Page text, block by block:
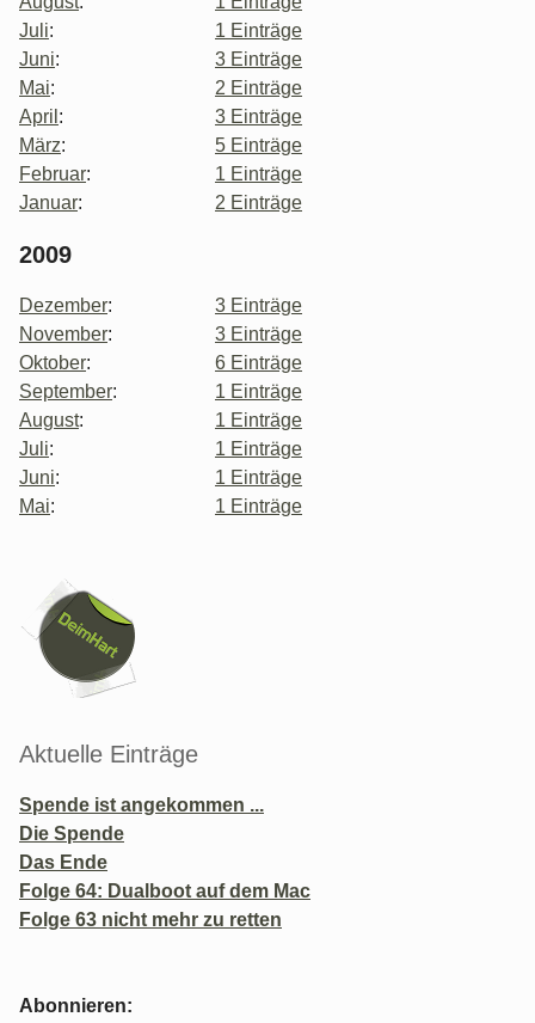
Juli:
1 Einträge
Juni:
3 Einträge
Mai:
2 Einträge
April :
3 Einträge
März:
5 Einträge
Februar:
1 Einträge
Januar: 2 Einträge
2009
Dezember:
3 Einträge
November:
3 Einträge
Oktober:
6 Einträge
September:
1 Einträge
August:
1 Einträge
Juli:
1 Einträge
Juni:
1 Einträge
Mai: 1 Einträge
Seitenleiste
Aktuelle Einträge
Spende ist angekommen ...
Die Spende
Das Ende
Folge 64: Dualboot auf dem Mac
Folge 63 nicht mehr zu retten
Abonnieren: